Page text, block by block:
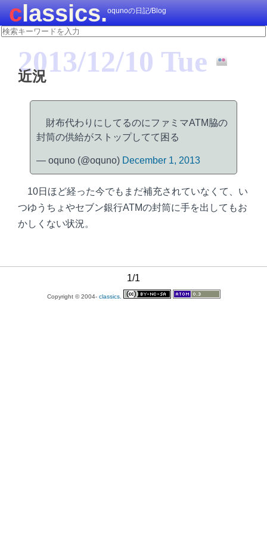
classics.oqunoの日記/Blog
2013/12/10 Tue
近況
財布代わりにしてるのにファミマATM脇の
封筒の供給がストップしてて困る
— oquno (@oquno) December 1, 2013
10日ほど経った今でもまだ補充されていなくて、い
つゆうちょやセブン銀行ATMの封筒に手を出してもお
かしくない状況。
1/1
Copyright © 2004- classics.